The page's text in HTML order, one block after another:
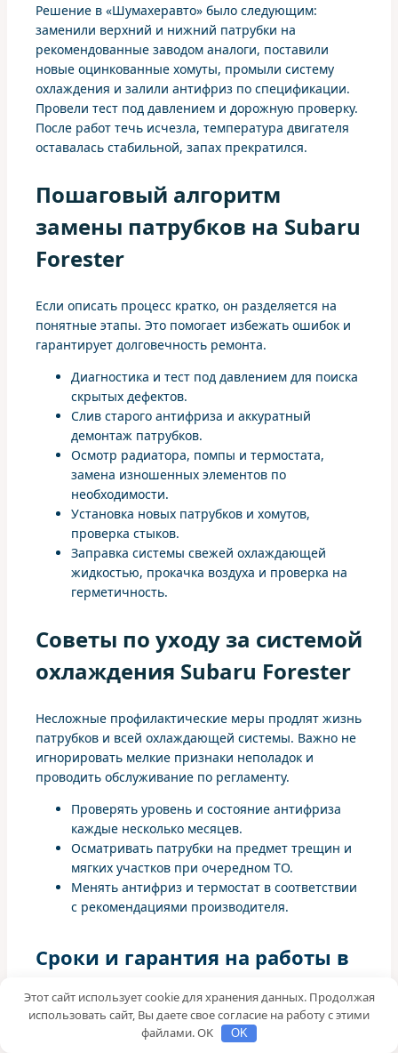
Решение в «Шумахеравто» было следующим:
заменили верхний и нижний патрубки на
рекомендованные заводом аналоги, поставили
новые оцинкованные хомуты, промыли систему
охлаждения и залили антифриз по спецификации.
Провели тест под давлением и дорожную проверку.
После работ течь исчезла, температура двигателя
оставалась стабильной, запах прекратился.
Пошаговый алгоритм
замены патрубков на Subaru
Forester
Если описать процесс кратко, он разделяется на
понятные этапы. Это помогает избежать ошибок и
гарантирует долговечность ремонта.
Диагностика и тест под давлением для поиска
скрытых дефектов.
Слив старого антифриза и аккуратный
демонтаж патрубков.
Осмотр радиатора, помпы и термостата,
замена изношенных элементов по
необходимости.
Установка новых патрубков и хомутов,
проверка стыков.
Заправка системы свежей охлаждающей
жидкостью, прокачка воздуха и проверка на
герметичность.
Советы по уходу за системой
охлаждения Subaru Forester
Несложные профилактические меры продлят жизнь
патрубков и всей охлаждающей системы. Важно не
игнорировать мелкие признаки неполадок и
проводить обслуживание по регламенту.
Проверять уровень и состояние антифриза
каждые несколько месяцев.
Осматривать патрубки на предмет трещин и
мягких участков при очередном ТО.
Менять антифриз и термостат в соответствии
с рекомендациями производителя.
Сроки и гарантия на работы в
«Шумахеравто»
На типичную замену пары патрубков уходит от 1 до
Этот сайт использует cookie для хранения данных. Продолжая
использовать сайт, Вы даете свое согласие на работу с этими
файлами. OK
OK